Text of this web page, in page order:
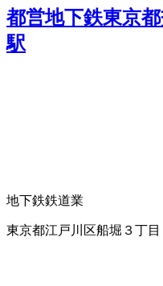
都営地下鉄東京
駅
地下鉄鉄道業
東京都江戸川区船堀３丁目